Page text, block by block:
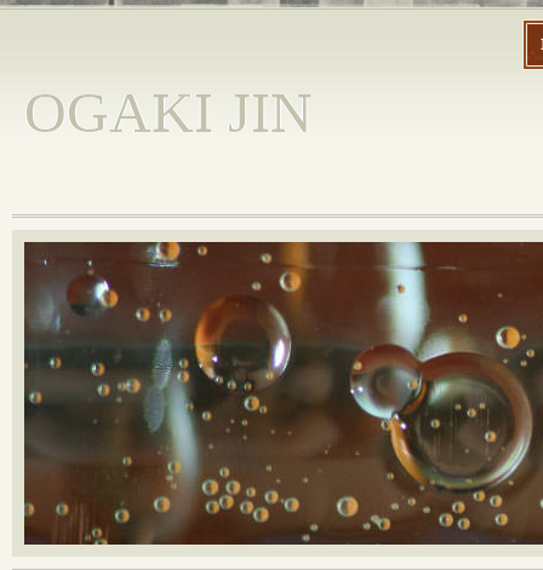
OGAKI JIN